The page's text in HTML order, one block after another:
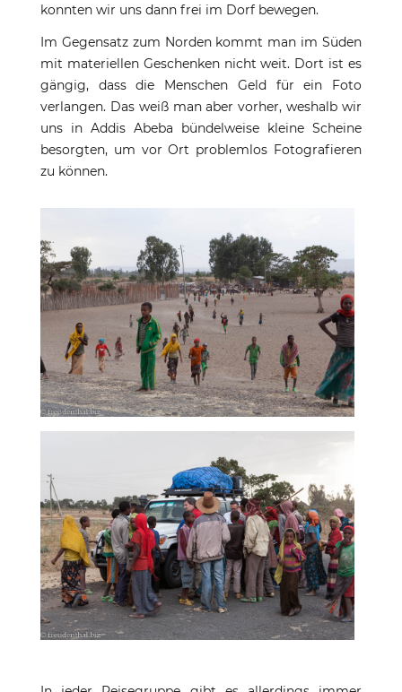
konnten wir uns dann frei im Dorf bewegen.
Im Gegensatz zum Norden kommt man im Süden
mit materiellen Geschenken nicht weit. Dort ist es
gängig, dass die Menschen Geld für ein Foto
verlangen. Das weiß man aber vorher, weshalb wir
uns in Addis Abeba bündelweise kleine Scheine
besorgten, um vor Ort problemlos Fotografieren
zu können.